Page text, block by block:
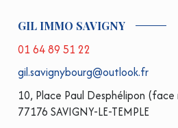
GIL IMMO SAVIGNY
01 64 89 51 22
gil.savignybourg@outlook.fr
10, Place Paul Desphélipon
77176 SAVIGNY-LE-TEMPLE